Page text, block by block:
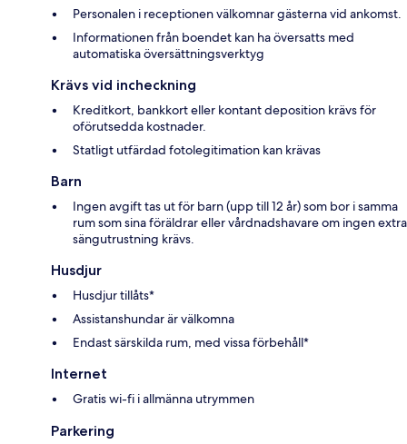
Personalen i receptionen välkomnar gästerna vid ankomst.
Informationen från boendet kan ha översatts med
automatiska översättningsverktyg
Krävs vid incheckning
Kreditkort, bankkort eller kontant deposition krävs för
oförutsedda kostnader.
Statligt utfärdad fotolegitimation kan krävas
Barn
Ingen avgift tas ut för barn (upp till 12 år) som bor i samma
rum som sina föräldrar eller vårdnadshavare om ingen extra
sängutrustning krävs.
Husdjur
Husdjur tillåts*
Assistanshundar är välkomna
Endast särskilda rum, med vissa förbehåll*
Internet
Gratis wi-fi i allmänna utrymmen
Parkering